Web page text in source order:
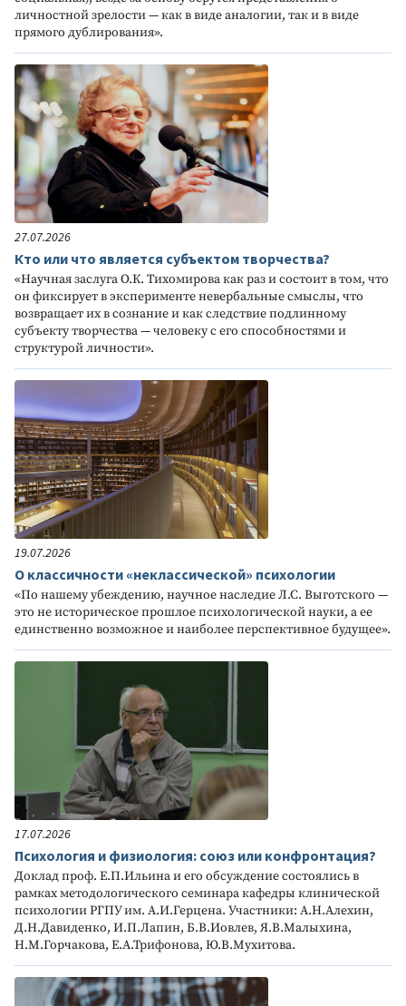
личностной зрелости — как в виде аналогии, так и в виде
прямого дублирования».
27.07.2026
Кто или что является субъектом творчества?
«Научная заслуга О.К. Тихомирова как раз и состоит в том, что
он фиксирует в эксперименте невербальные смыслы, что
возвращает их в сознание и как следствие подлинному
субъекту творчества — человеку с его способностями и
структурой личности».
19.07.2026
О классичности «неклассической» психологии
«По нашему убеждению, научное наследие Л.С. Выготского —
это не историческое прошлое психологической науки, а ее
единственно возможное и наиболее перспективное будущее».
17.07.2026
Психология и физиология: союз или конфронтация?
Доклад проф. Е.П.Ильина и его обсуждение состоялись в
рамках методологического семинара кафедры клинической
психологии РГПУ им. А.И.Герцена. Участники: А.Н.Алехин,
Д.Н.Давиденко, И.П.Лапин, Б.В.Иовлев, Я.В.Малыхина,
Н.М.Горчакова, Е.А.Трифонова, Ю.В.Мухитова.